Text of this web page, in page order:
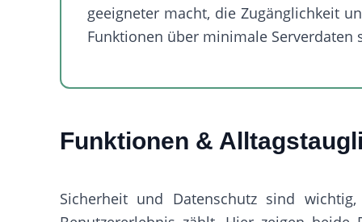
geeigneter macht, die Zugänglichkeit
Funktionen über minimale Serverdaten
Funktionen &
Sicherheit und Datenschutz sind